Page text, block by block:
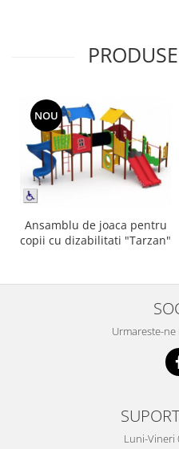
NOU
Ansamblu de joaca pentru
copii cu dizabilitati "Tarzan"
Urmareste-
Luni-Vineri